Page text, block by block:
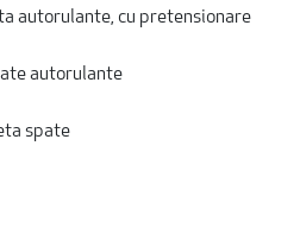
autorulante, cu pretensionare
autorulante
spate